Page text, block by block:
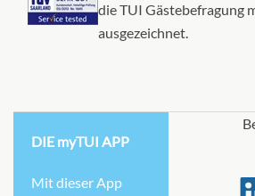
die TUI Gästebefragung
ausgezeichnet.
DIE myTUI APP
Mit dieser App